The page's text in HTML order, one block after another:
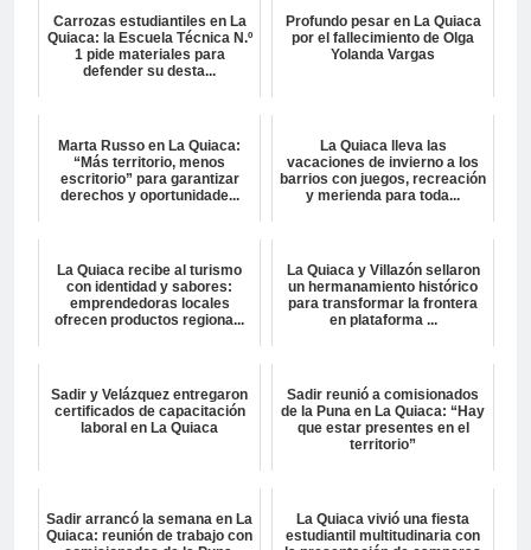
Carrozas estudiantiles en La
Quiaca: la Escuela Técnica N.º
1 pide materiales para
defender su desta...
Profundo pesar en La Quiaca
por el fallecimiento de Olga
Yolanda Vargas
Marta Russo en La Quiaca:
“Más territorio, menos
escritorio” para garantizar
derechos y oportunidade...
La Quiaca lleva las
vacaciones de invierno a los
barrios con juegos, recreación
y merienda para toda...
La Quiaca recibe al turismo
con identidad y sabores:
emprendedoras locales
ofrecen productos regiona...
La Quiaca y Villazón sellaron
un hermanamiento histórico
para transformar la frontera
en plataforma ...
Sadir y Velázquez entregaron
certificados de capacitación
laboral en La Quiaca
Sadir reunió a comisionados
de la Puna en La Quiaca: “Hay
que estar presentes en el
territorio”
Sadir arrancó la semana en La
Quiaca: reunión de trabajo con
La Quiaca vivió una fiesta
estudiantil multitudinaria con